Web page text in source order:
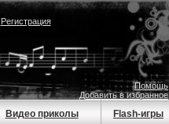
Регистрация
Помощь
Добавить в избранное
Видео приколы Flash-игры